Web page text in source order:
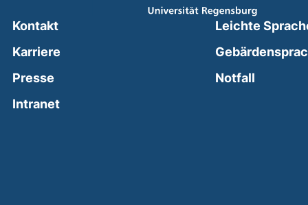
Kontakt
Karriere
Presse
Intranet(external link, opens in a new window)
Leichte
Notfall